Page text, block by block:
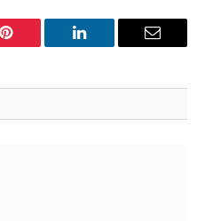
Pinterest LinkedIn Email